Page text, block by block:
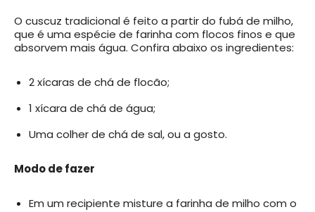
O cuscuz tradicional é feito a partir do fubá de milho,
que é uma espécie de farinha com flocos finos e que
absorvem mais água. Confira abaixo os ingredientes:
2 xícaras de chá de flocão;
1 xícara de chá de água;
Uma colher de chá de sal, ou a gosto.
Modo de fazer
Em um recipiente misture a farinha de milho com o